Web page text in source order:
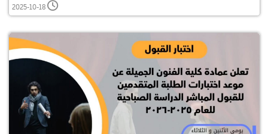
2025-10-18